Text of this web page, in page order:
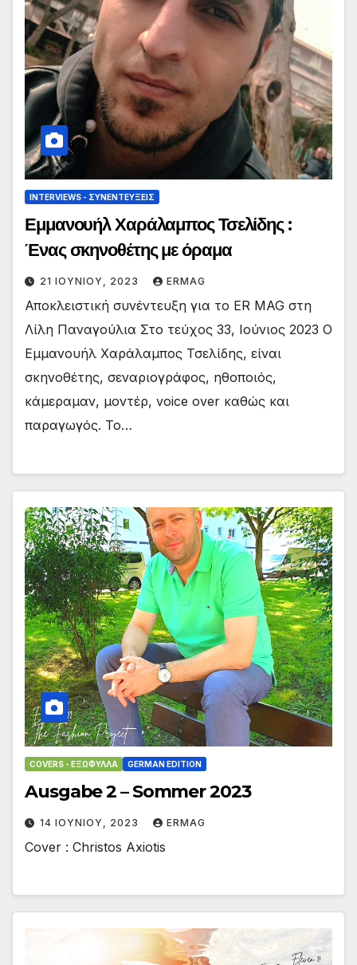
INTERVIEWS - ΣΥΝΕΝΤΕΎΞΕΙΣ
Εμμανουήλ Χαράλαμπος Τσελίδης :
Ένας σκηνοθέτης με όραμα
21 ΙΟΥΝΊΟΥ, 2023 ERMAG
Αποκλειστική συνέντευξη για το ER MAG στη
Λίλη Παναγούλια Στο τεύχος 33, Ιούνιος 2023 Ο
Εμμανουήλ Χαράλαμπος Τσελίδης, είναι
σκηνοθέτης, σεναριογράφος, ηθοποιός,
κάμεραμαν, μοντέρ, voice over καθώς και
παραγωγός. Το…
COVERS - ΕΞΏΦΥΛΛΑ GERMAN EDITION
Ausgabe 2 – Sommer 2023
14 ΙΟΥΝΊΟΥ, 2023 ERMAG
Cover : Christos Axiotis